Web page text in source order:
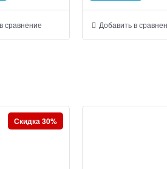
сравнение Добавить в
Скидка 30%